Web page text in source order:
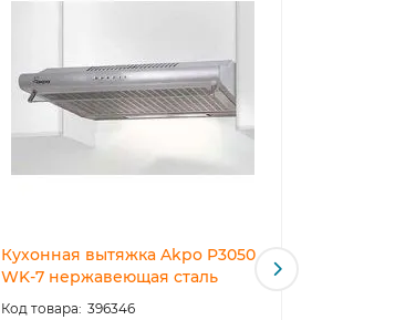
Кухонная вытяжка Akpo P3050
WK-7 нержавеющая сталь
396346